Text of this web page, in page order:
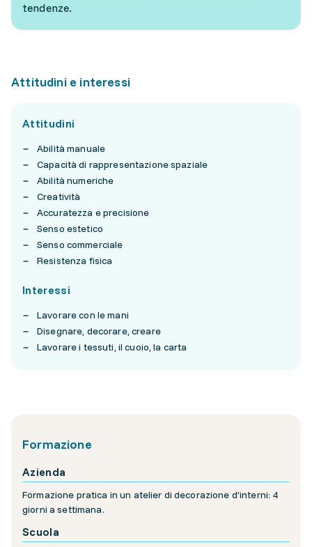
tendenze.
Attitudini e interessi
Attitudini
Abilità manuale
Capacità di rappresentazione spaziale
Abilità numeriche
Creatività
Accuratezza e precisione
Senso estetico
Senso commerciale
Resistenza fisica
Interessi
Lavorare con le mani
Disegnare, decorare, creare
Lavorare i tessuti, il cuoio, la carta
Formazione
Azienda
Formazione pratica in un atelier di decorazione d’interni: 4
giorni a settimana.
Scuola